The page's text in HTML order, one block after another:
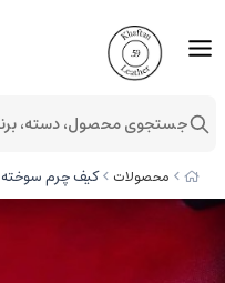
محصولات کیف چرم
جستجوی محصول، دسته،